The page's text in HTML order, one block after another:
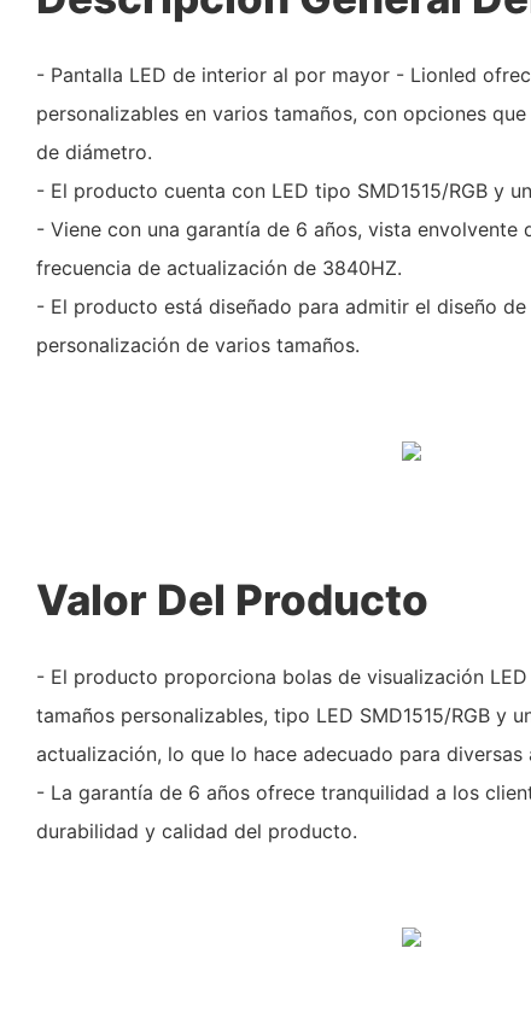
- Pantalla LED de interior al por mayor - Lionled
personalizables en varios tamaños, con opciones
de diámetro.
- El producto cuenta con LED tipo SMD1515/RGB y
- Viene con una garantía de 6 años, vista envolvente
frecuencia de actualización de 3840HZ.
- El producto está diseñado para admitir el diseño
personalización de varios tamaños.
Valor Del Producto
- El producto proporciona bolas de visualización
tamaños personalizables, tipo LED SMD1515/RGB y
actualización, lo que lo hace adecuado para diversas
- La garantía de 6 años ofrece tranquilidad a los
durabilidad y calidad del producto.